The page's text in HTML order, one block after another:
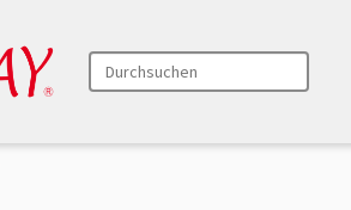
Durchsuchen
Erweiterte Suche…